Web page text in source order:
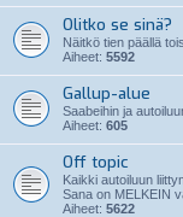
Olitko se sinä?
Näitkö tien päällä
Aiheet: 5592
Gallup-alue
Saabeihin ja
Aiheet: 605
Off topic
Kaikki autoiluun
Sana on MELKEIN
Aiheet: 5622